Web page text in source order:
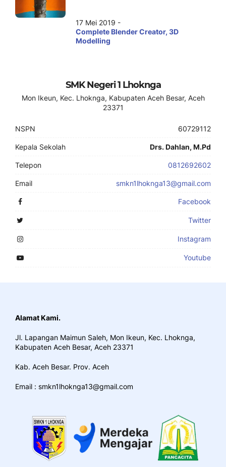
17 Mei 2019 -
Complete Blender Creator, 3D
Modelling
SMK Negeri 1 Lhoknga
Mon Ikeun, Kec. Lhoknga, Kabupaten Aceh Besar, Aceh
23371
NSPN 60729112
Kepala Sekolah Drs. Dahlan, M.Pd
Telepon 0812692602
Email smkn1lhoknga13@gmail.com
Facebook
Twitter
Instagram
Youtube
Alamat Kami.
Jl. Lapangan Maimun Saleh, Mon Ikeun, Kec. Lhoknga,
Kabupaten Aceh Besar, Aceh 23371
Kab. Aceh Besar. Prov. Aceh
Email : smkn1lhoknga13@gmail.com